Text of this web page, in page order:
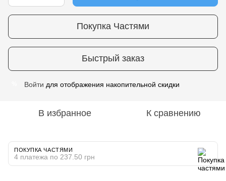
Покупка Частями
Быстрый заказ
Войти для отображения накопительной скидки
В избранное К сравнению
ПОКУПКА ЧАСТЯМИ
4 платежа по 237.50 грн